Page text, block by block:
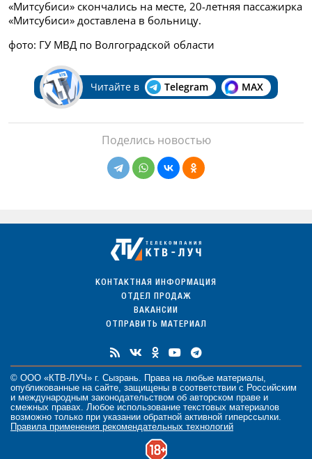
«Митсубиси» скончались на месте, 20-летняя пассажирка
«Митсубиси» доставлена в больницу.
фото: ГУ МВД по Волгоградской области
Читайте в Telegram MAX
Поделись новостью
КОНТАКТНАЯ ИНФОРМАЦИЯ
ОТДЕЛ ПРОДАЖ
ВАКАНСИИ
ОТПРАВИТЬ МАТЕРИАЛ
© ООО «КТВ-ЛУЧ» г. Сызрань. Права на любые материалы
опубликованные на сайте, защищены в соответствии с Российским
и международным законодательством об авторском праве и
смежных правах. Любое использование текстовых материалов
возможно только при указании обратной активной гиперссылки.
Правила применения рекомендательных технологий